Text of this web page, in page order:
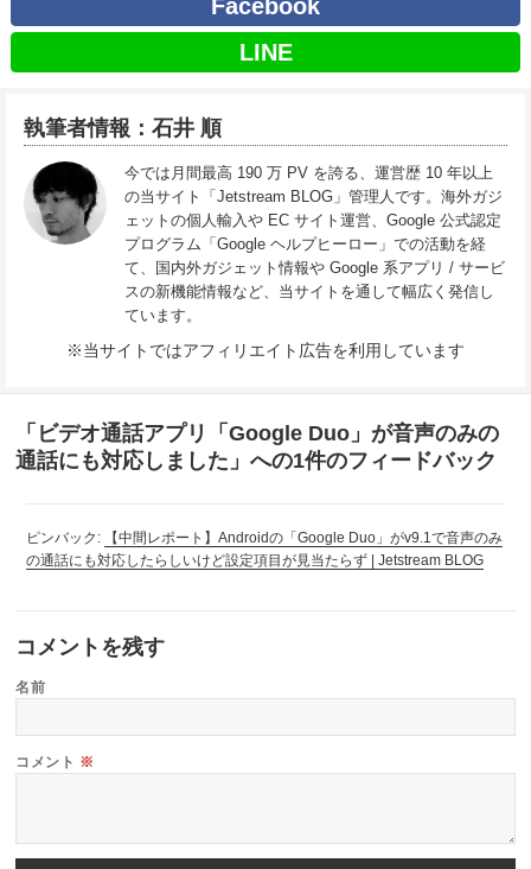
Facebook
LINE
執筆者情報：石井 順
今では月間最高 190 万 PV を誇る、運営歴 10 年以上
の当サイト「Jetstream BLOG」管理人です。海外ガジ
ェットの個人輸入や EC サイト運営、Google 公式認定
プログラム「Google ヘルプヒーロー」での活動を経
て、国内外ガジェット情報や Google 系アプリ / サービ
スの新機能情報など、当サイトを通して幅広く発信し
ています。
※当サイトではアフィリエイト広告を利用しています
「ビデオ通話アプリ「Google Duo」が音声のみの
通話にも対応しました」への1件のフィードバック
ピンバック:
【中間レポート】Androidの「Google Duo」がv9.1で音声のみ
の通話にも対応したらしいけど設定項目が見当たらず | Jetstream BLOG
コメントを残す
名前
コメント ※